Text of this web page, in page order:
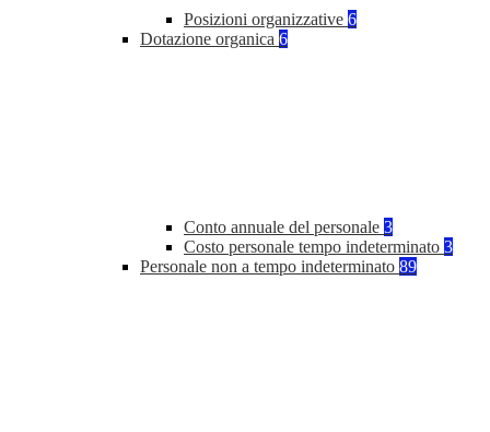
Posizioni organizzative 6
Dotazione organica 6
Conto annuale del personale 3
Costo personale tempo indeterminato 3
Personale non a tempo indeterminato 89